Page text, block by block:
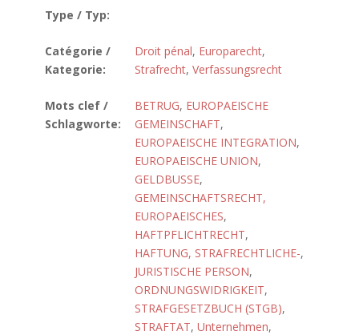
Type / Typ:
Catégorie /
Kategorie:
Droit pénal, Europarecht,
Strafrecht, Verfassungsrecht
Mots clef /
Schlagworte:
BETRUG, EUROPAEISCHE
GEMEINSCHAFT,
EUROPAEISCHE INTEGRATION,
EUROPAEISCHE UNION,
GELDBUSSE,
GEMEINSCHAFTSRECHT,
EUROPAEISCHES,
HAFTPFLICHTRECHT,
HAFTUNG, STRAFRECHTLICHE-,
JURISTISCHE PERSON,
ORDNUNGSWIDRIGKEIT,
STRAFGESETZBUCH (STGB),
STRAFTAT, Unternehmen,